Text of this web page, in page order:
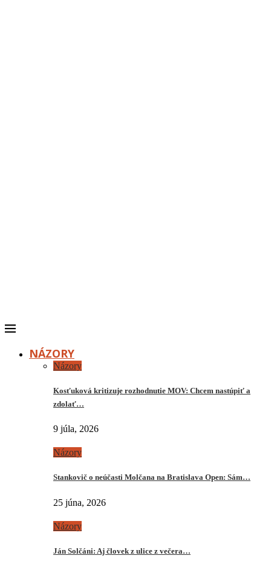
NÁZORY
Názory
Kosťuková kritizuje rozhodnutie MOV: Chcem nastúpiť a
zdolať…
9 júla, 2026
Názory
Stankovič o neúčasti Molčana na Bratislava Open: Sám…
25 júna, 2026
Názory
Ján Solčáni: Aj človek z ulice z večera…